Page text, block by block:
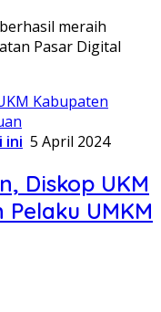
meraih
Pasar Digital
ini 5 April 2024
Diskop UKM
UMKM